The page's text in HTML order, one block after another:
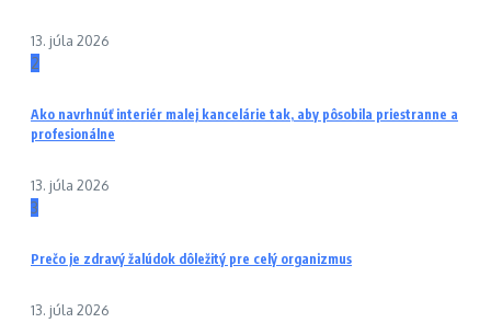
13. júla 2026
2
Ako navrhnúť interiér malej kancelárie tak, aby pôsobila priestranne a
profesionálne
13. júla 2026
3
Prečo je zdravý žalúdok dôležitý pre celý organizmus
13. júla 2026